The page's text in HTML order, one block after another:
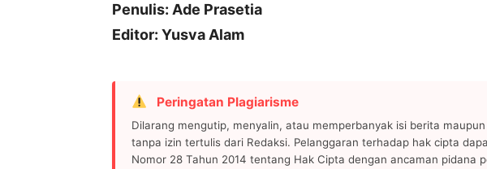
Penulis: Ade Prasetia
Editor: Yusva Alam
Peringatan Plagiarisme
Dilarang mengutip, menyalin, atau memperbanyak isi berita
tanpa izin tertulis dari Redaksi. Pelanggaran terhadap hak cipta
Nomor 28 Tahun 2014 tentang Hak Cipta dengan ancaman pidana